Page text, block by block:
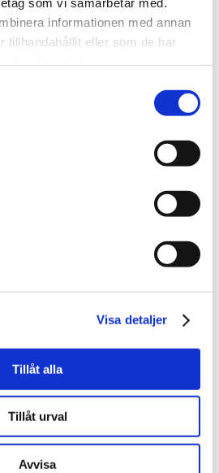
informationen med annan
tillhandahållit eller som de har
Visa detaljer
Tillåt alla
Tillåt urval
Avvisa
Utbildning